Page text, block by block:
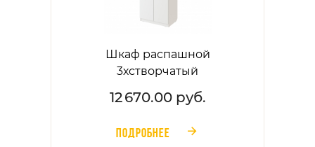
Шкаф распашной
3хстворчатый
12 670.00 руб.
ПОДРОБНЕЕ 󰁔